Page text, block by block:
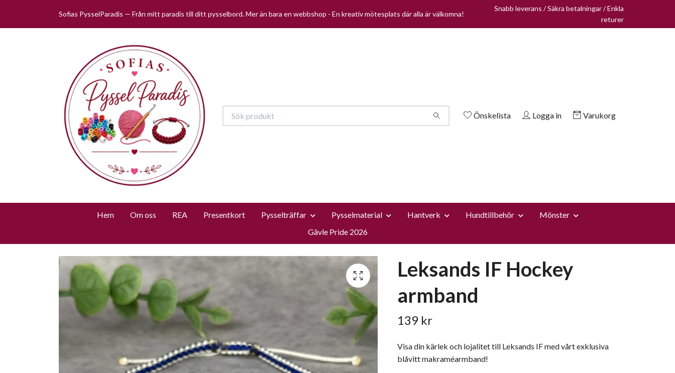
Sofias PysselParadis — Från mitt paradis till ditt pysselbord. Mer än bara en webbshop - En kreativ mötesplats där alla är välkomna!
Snabb leverans / Säkra betalningar / Enkla
returer
Önskelista Logga in Varukorg
Hem Om oss REA Presentkort Pysselträffar Pysselmaterial Hantverk Hundtillbehör
Mönster
Gävle Pride 2026
Leksands IF Hockey
armband
139 kr
Visa din kärlek och lojalitet till Leksands IF med vårt exklusiva
blåvitt makraméarmband!